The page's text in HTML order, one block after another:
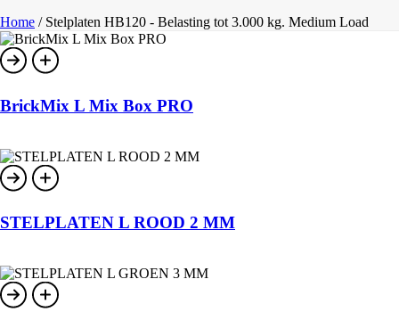
Home / Stelplaten HB120 - Belasting tot 3.000 kg. Medium Load
BrickMix L Mix Box PRO
STELPLATEN L ROOD 2 MM